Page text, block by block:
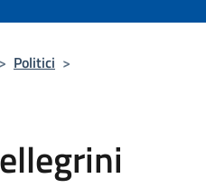
> Politici >